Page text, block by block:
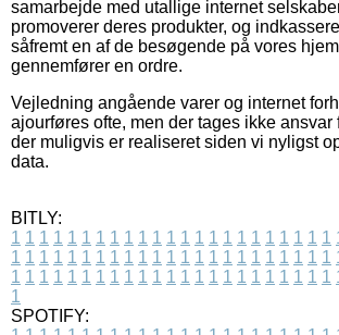
samarbejde med utallige internet
promoverer deres produkter, og
såfremt en af de besøgende på vores
gennemfører en ordre.
Vejledning angående varer og internet
ajourføres ofte, men der tages ikke ansvar
der muligvis er realiseret siden vi nyligst
data.
BITLY:
1 1 1 1 1 1 1 1 1 1 1 1 1 1 1 1 1 1 1 1 1 1 1
1 1 1 1 1 1 1 1 1 1 1 1 1 1 1 1 1 1 1 1 1 1 1
1 1 1 1 1 1 1 1 1 1 1 1 1 1 1 1 1 1 1 1 1 1 1
1
SPOTIFY: